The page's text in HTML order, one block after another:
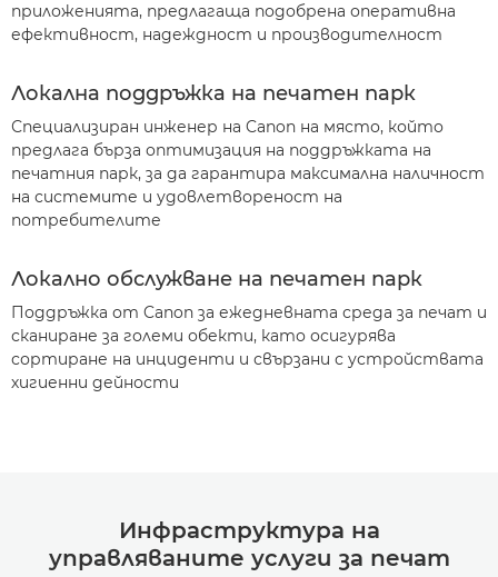
приложенията, предлагаща подобрена оперативна
ефективност, надеждност и производителност
Локална поддръжка на печатен парк
Специализиран инженер на Canon на място, който
предлага бърза оптимизация на поддръжката на
печатния парк, за да гарантира максимална наличност
на системите и удовлетвореност на
потребителите
Локално обслужване на печатен парк
Поддръжка от Canon за ежедневната среда за печат и
сканиране за големи обекти, като осигурява
сортиране на инциденти и свързани с устройствата
хигиенни дейности
Инфраструктура на
управляваните услуги за печат